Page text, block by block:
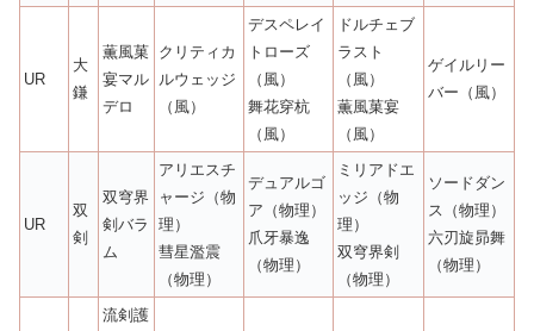
UR
大
鎌
薫風菓
宴マル
デロ
クリティカ
ルウェッジ
（風）
デスペレイ
トローズ
（風）
舞花穿杭
（風）
ドルチェブ
ラスト
（風）
薫風菓宴
（風）
ゲイルリー
バー（風）
UR
双
剣
双穹界
剣バラ
ム
アリエスチ
ャージ（物
理）
彗星濫震
（物理）
デュアルゴ
ア（物理）
爪牙暴逸
（物理）
ミリアドエ
ッジ（物
理）
双穹界剣
（物理）
ソードダン
ス（物理）
六刃旋昴舞
（物理）
流剣護